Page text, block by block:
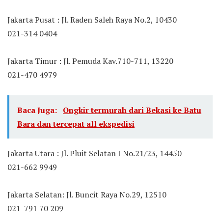
Jakarta Pusat : Jl. Raden Saleh Raya No.2, 10430
021-314 0404
Jakarta Timur : Jl. Pemuda Kav.710-711, 13220
021-470 4979
Baca Juga: Ongkir termurah dari Bekasi ke Batu
Bara dan tercepat all ekspedisi
Jakarta Utara : Jl. Pluit Selatan I No.21/23, 14450
021-662 9949
Jakarta Selatan: Jl. Buncit Raya No.29, 12510
021-791 70 209